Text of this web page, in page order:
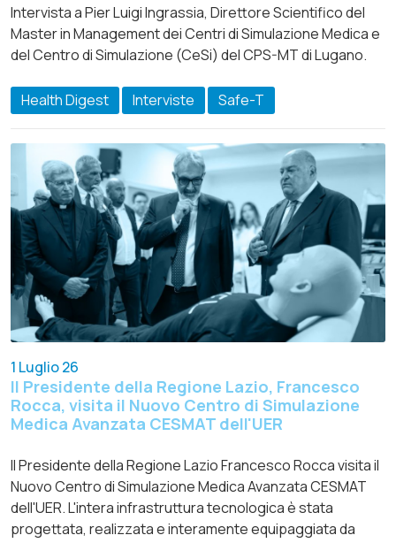
Intervista a Pier Luigi Ingrassia, Direttore Scientifico del
Master in Management dei Centri di Simulazione Medica e
del Centro di Simulazione (CeSi) del CPS-MT di Lugano.
Health Digest Interviste Safe-T
1 Luglio 26
Il Presidente della Regione Lazio, Francesco
Rocca, visita il Nuovo Centro di Simulazione
Medica Avanzata CESMAT dell'UER
Il Presidente della Regione Lazio Francesco Rocca visita il
Nuovo Centro di Simulazione Medica Avanzata CESMAT
dell'UER. L'intera infrastruttura tecnologica è stata
progettata, realizzata e interamente equipaggiata da